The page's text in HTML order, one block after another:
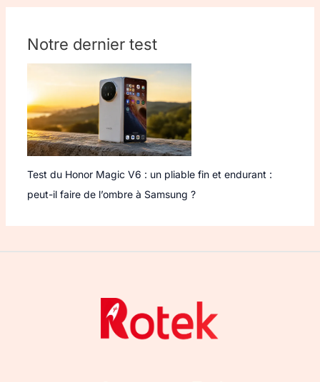
Notre dernier test
Test du Honor Magic V6 : un pliable fin et endurant :
peut-il faire de l’ombre à Samsung ?